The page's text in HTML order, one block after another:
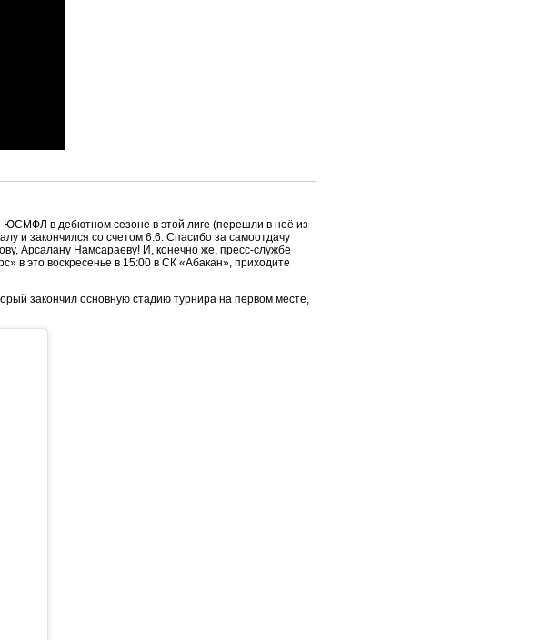
ЮСМФЛ в дебютном сезоне в этой лиге (перешли в неё из
и закончился со счетом 6:6. Спасибо за самоотдачу
Арсалану Намсараеву! И, конечно же, пресс-службе
в это воскресенье в 15:00 в СК «Абакан», приходите
закончил основную стадию турнира на первом месте,